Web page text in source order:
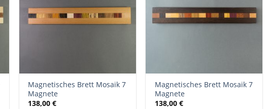
Magnetisches Brett Mosaik 7
Magnete
138,00€
Magnetisches Brett Mosaik 7
Magnete
138,00 €